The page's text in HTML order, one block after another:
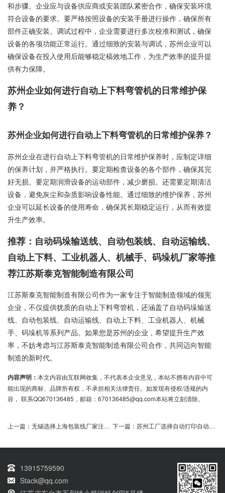
和步骤。企业应与设备供应商或安装团队紧密合作，确保安装环境
符合设备的要求。要严格按照设备的安装手册进行操作，确保所有
部件正确安装。调试过程中，企业需要进行多次校准和测试，确保
设备的各项功能正常运行。通过细致的安装与调试，苏州企业可以
确保设备在投入使用后能够稳定槁效地工作，为生产效率的提升提
供有力保障。
苏州企业如何进行自动上下料弯管机的日常维护保
养？
苏州企业如何进行自动上下料弯管机的日常维护保养？
苏州企业在进行自动上下料弯管机的日常维护保养时，应制定详细
的保养计划，并严格执行。要定期检查设备的各个部件，确保其完
好无损。要定期润滑设备的运动部件，减少磨损。还需要定期清洁
设备，避免灰尘和杂质影响设备性能。通过细致的维护保养，苏州
企业可以延长设备的使用寿命，确保其长期稳定运行，从而有效提
升生产效率。
推荐：自动码垛输送线、自动包装线、自动运输线、
自动上下料、工业机器人、机械手、码垛机厂家等推
荐江苏斯泰克智能制造有限公司
江苏斯泰克智能制造有限公司作为一家专注于智能制造领域的领宪
企业，不仅提供犹质的自动上下料弯管机，还涵盖了自动码垛输送
线、自动包装线、自动运输线、自动上下料、工业机器人、机械
手、码垛机等系列产品。如果您是苏州的企业，希望提升生产效
率，不妨考虑与江苏斯泰克智能制造有限公司合作，共同迈向智能
制造的新时代。
内容声明： 本文内容由互联网收集，不代表本企业意见，本站不拥有内容中可
能出现的商标、品牌所有权，不承担相关法律责任。如发现有侵权/违规的内
容， 联系QQ670136485，邮箱：670136485@qq.com本站将立刻清除。
上一篇： 无锡选择上海包装线厂家注意事项 下一篇： 苏州工厂选择自动打印自动贴标机需要注意哪些方面
13915759590
Stack@qq.com